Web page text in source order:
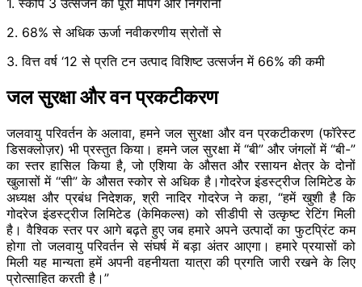
2. 68% से अधिक ऊर्जा नवीकरणीय स्रोतों से
3. वित्त वर्ष ‘12 से प्रति टन उत्पाद विशिष्ट उत्सर्जन में 66% की कमी
जल सुरक्षा और वन प्रकटीकरण
जलवायु परिवर्तन के अलावा, हमने जल सुरक्षा और वन प्रकटीकरण (फॉरेस्ट
डिसक्लोज़र) भी प्रस्तुत किया। हमने जल सुरक्षा में “बी” और जंगलों में “बी-”
का स्तर हासिल किया है, जो एशिया के औसत और रसायन क्षेत्र के दोनों
खुलासों में “सी” के औसत स्कोर से अधिक है।गोदरेज इंडस्ट्रीज लिमिटेड के
अध्यक्ष और प्रबंध निदेशक, श्री नादिर गोदरेज ने कहा, “हमें खुशी है कि
गोदरेज इंडस्ट्रीज लिमिटेड (केमिकल्स) को सीडीपी से उत्कृष्ट रेटिंग मिली
है। वैश्विक स्तर पर आगे बढ़ते हुए जब हमारे अपने उत्पादों का फुटप्रिंट कम
होगा तो जलवायु परिवर्तन से संघर्ष में बड़ा अंतर आएगा। हमारे प्रयासों को
मिली यह मान्यता हमें अपनी वहनीयता यात्रा की प्रगति जारी रखने के लिए
प्रोत्साहित करती है।”